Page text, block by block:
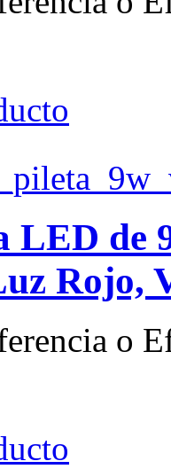
LED de
Rojo,
o